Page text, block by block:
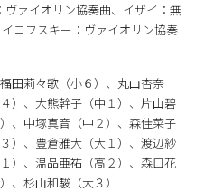
ヴァイオリン協奏曲、イザイ：無
コフスキー：ヴァイオリン協奏
田莉々歌（小６）、丸山杏奈
）、大熊幹子（中１）、片山碧
、中塚真音（中２）、森佳菜子
）、豊倉雅大（大１）、渡辺紗
）、温品亜祐（高２）、森口花
、杉山和駿（大３）